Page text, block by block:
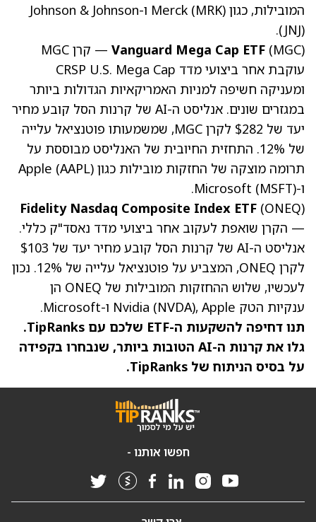
המובילות, כגון Merck (MRK)
ו-Johnson & Johnson
(JNJ)
.
Vanguard Mega Cap ETF
(MGC) — קרן MGC
עוקבת אחר ביצועי מדד CRSP U.S. Mega Cap
ומעניקה חשיפה למניות האמריקאיות הגדולות ביותר
במגזרים שונים. אנליסט ה-AI של קרנות הסל קובע מחיר
יעד של $282 לקרן MGC, שמשמעותו פוטנציאל עלייה
של 12%. התחזית החיובית של האנליסט מבוססת על
תרומה מוצקה של החזקות מובילות כגון Apple (AAPL)
ו-Microsoft(MSFT)
.
Fidelity Nasdaq Composite Index ETF (ONEQ)
— הקרן שואפת לעקוב אחר ביצועי מדד נאסד"ק כללי.
אנליסט ה-AI של קרנות הסל קובע מחיר יעד של $103
לקרן ONEQ, המצביע על פוטנציאל עלייה של 12%. נכון
לעכשיו, שלוש ההחזקות המובילות של ONEQ הן
ענקיות הטק Nvidia
(NVDA), Apple ו-Microsoft.
תנו דחיפה להשקעות ה-ETF שלכם עם TipRanks.
גלו את קרנות ה-AI הטובות ביותר, שנבחרו בקפידה
על בסיס הניתוח של TipRanks.
חפשו אותנו -